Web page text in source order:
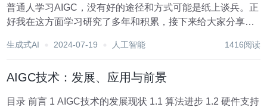
普通人学习AIGC，没有好的途径和方式可能是纸上谈兵。正
好我在这方面学习研究了多年和积累，接下来给大家分享一
生成式AI 2024-07-19 人工智能 1416阅读
AIGC技术：发展、应用与前景
目录 前言 1 AIGC技术的发展现状 1.1 算法进步 1.2 硬件支持